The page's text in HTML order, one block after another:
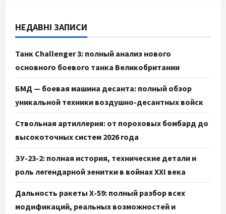
НЕДАВНІ ЗАПИСИ
Танк Challenger 3: полный анализ нового
основного боевого танка Великобритании
БМД — боевая машина десанта: полный обзор
уникальной техники воздушно-десантных войск
Ствольная артиллерия: от пороховых бомбард до
высокоточных систем 2026 года
ЗУ-23-2: полная история, технические детали и
роль легендарной зенитки в войнах XXI века
Дальность ракеты Х-59: полный разбор всех
модификаций, реальных возможностей и